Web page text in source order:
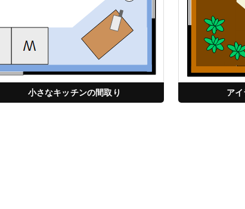
小さなキッチンの間取り ア